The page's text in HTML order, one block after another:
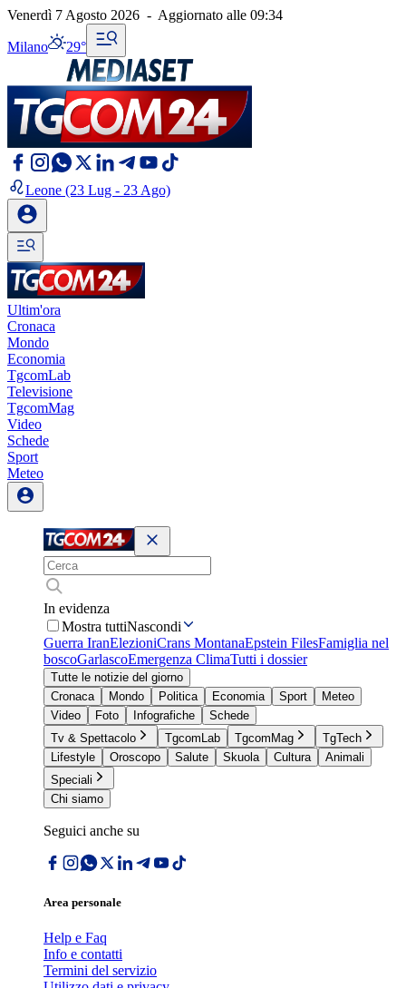
Venerdì 7 Agosto 2026 - Aggiornato alle 09:34
Milano 29°
Leone (23 Lug - 23 Ago)
Ultim'ora
Cronaca
Mondo
Economia
TgcomLab
Televisione
TgcomMag
Video
Schede
Sport
Meteo
In evidenza
Mostra tuttiNascondi
Guerra IranElezioniCrans MontanaEpstein FilesFamiglia nel
boscoGarlascoEmergenza ClimaTutti i dossier
Tutte le notizie del giorno
Cronaca
Mondo Politica Economia Sport
Meteo
Video
Foto Infografiche
Schede
Tv & Spettacolo
TgcomLab TgcomMag
TgTech
Lifestyle
Oroscopo Salute Skuola Cultura
Animali
Speciali
Chi siamo
Seguici anche su
Area personale
Help e Faq
Info e contatti
Termini del servizio